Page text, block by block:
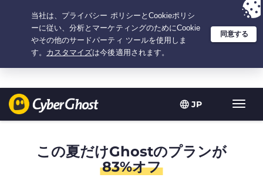
JP
ト
グ
選択プラン：2.1666666666667年間 $ 2.19 /月の 大特価
この夏だけGhostのプランが
83%オフ